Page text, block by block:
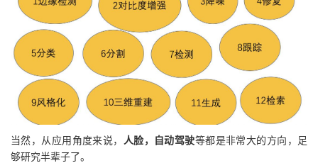
当然，从应用角度来说， 人脸，自动驾驶等都是非常大的方向，足
够研究半辈子了。